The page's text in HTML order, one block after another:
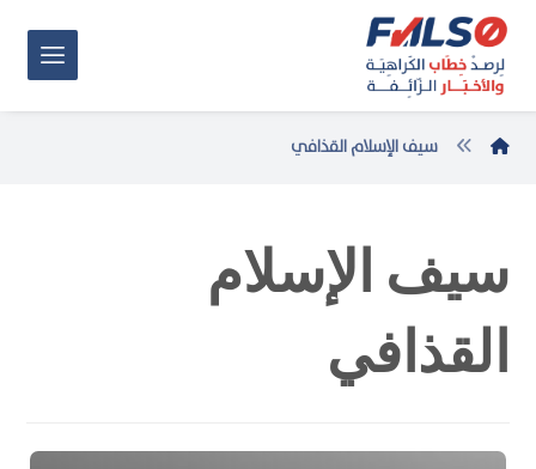
سيف الإسلام القذافي
سيف الإسلام
القذافي